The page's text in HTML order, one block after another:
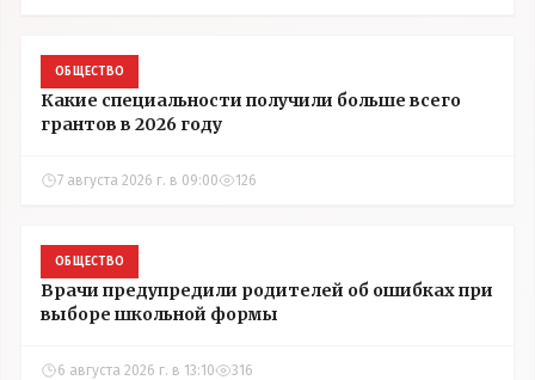
ОБЩЕСТВО
Какие специальности получили больше всего
грантов в 2026 году
7 августа 2026 г. в 09:00 126
ОБЩЕСТВО
Врачи предупредили родителей об ошибках при
выборе школьной формы
6 августа 2026 г. в 13:10 316